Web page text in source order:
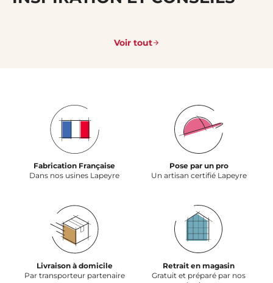
Voir tout
Fabrication Française
Dans nos usines Lapeyre
Pose par un pro
Un artisan certifié Lapeyre
Livraison à domicile
Par transporteur partenaire
Retrait en magasin
Gratuit et préparé par nos